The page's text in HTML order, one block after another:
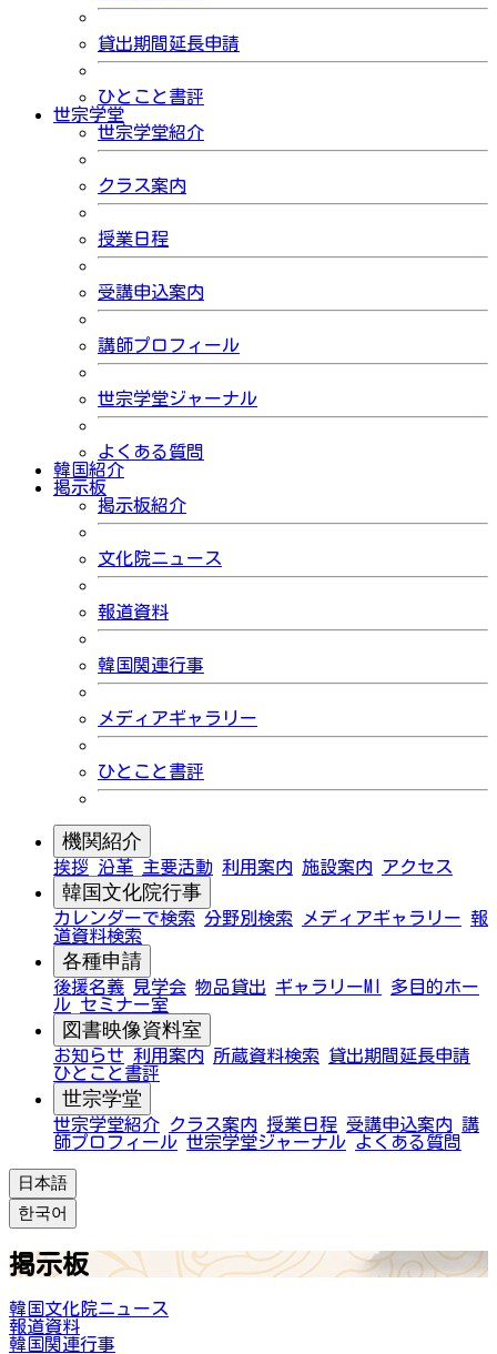
貸出期間延長申請
ひとこと書評
世宗学堂
世宗学堂紹介
クラス案内
授業日程
受講申込案内
講師プロフィール
世宗学堂ジャーナル
よくある質問
韓国紹介
掲示板
掲示板紹介
文化院ニュース
報道資料
韓国関連行事
メディアギャラリー
ひとこと書評
機関紹介
挨拶 沿革 主要活動 利用案内 施設案内 アクセス
韓国文化院行事
カレンダーで検索 分野別検索 メディアギャラリー 報
道資料検索
各種申請
後援名義 見学会 物品貸出 ギャラリーMI
多目的ホー
ル セミナー室
図書映像資料室
お知らせ 利用案内 所蔵資料検索
貸出期間延長申請
ひとこと書評
世宗学堂
世宗学堂紹介 クラス案内 授業日程 受講申込案内 講
師プロフィール 世宗学堂ジャーナル よくある質問
日本語
한국어
掲示板
韓国文化院ニュース
報道資料
韓国関連行事